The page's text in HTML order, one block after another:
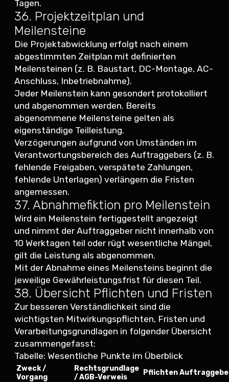
Tagen.
36. Projektzeitplan und
Meilensteine
Die Projektabwicklung erfolgt nach einem
abgestimmten Zeitplan mit definierten
Meilensteinen (z. B. Baustart, DC-Montage, AC-
Anschluss, Inbetriebnahme).
Jeder Meilenstein kann gesondert protokolliert
und abgenommen werden. Bereits
abgenommene Meilensteine gelten als
eigenständige Teilleistung.
Verzögerungen aufgrund von Umständen im
Verantwortungsbereich des Auftraggebers (z. B.
fehlende Freigaben, verspätete Zahlungen,
fehlende Unterlagen) verlängern die Fristen
angemessen.
37. Abnahmefiktion pro Meilenstein
Wird ein Meilenstein fertiggestellt angezeigt
und nimmt der Auftraggeber nicht innerhalb von
10 Werktagen teil oder rügt wesentliche Mängel,
gilt die Leistung als abgenommen.
Mit der Abnahme eines Meilensteins beginnt die
jeweilige Gewährleistungsfrist für diesen Teil.
38. Übersicht Pflichten und Fristen
Zur besseren Verständlichkeit sind die
wichtigsten Mitwirkungspflichten, Fristen und
Verarbeitungsgrundlagen in folgender Übersicht
zusammengefasst:
Tabelle: Wesentliche Punkte im Überblick
Zweck /
Vorgang
Rechtsgrundlage
/ AGB-Verweis
Pflichten